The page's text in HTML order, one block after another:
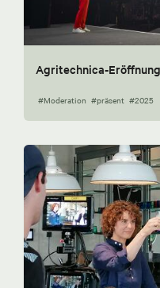
Agritechnica-
#Moderation #präsent #2025